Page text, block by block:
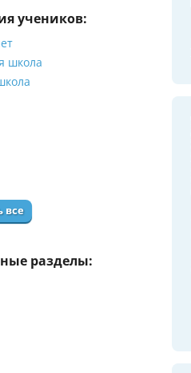
учеников:
школа
все
разделы: